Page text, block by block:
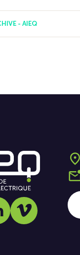
- AIEQ
link icon-
media link
Social media